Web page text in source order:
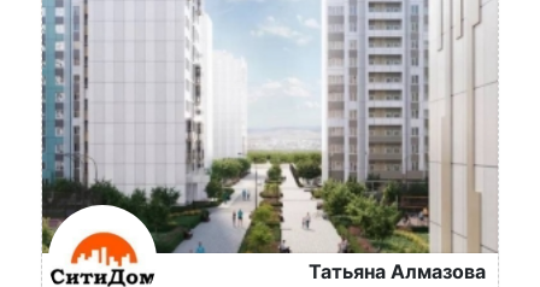
Татьяна Алмазова